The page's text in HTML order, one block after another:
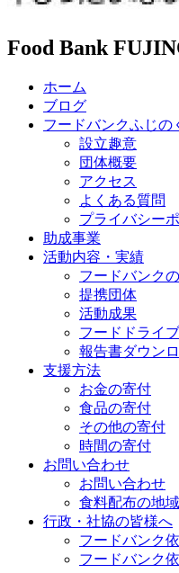
Food Bank
ホーム
ブログ
フードバンクふじの
設立趣意
団体概要
アクセス
よくある質問
プライバシー
助成事業
活動内容・実績
フードバンク
提携団体
活動成果
フードドライブ
報告書ダウン
支援方法
お金の寄付
食品の寄付
その他の寄付
時間の寄付
お問い合わせ
お問い合わせ
食料配布の地
行政・社協の皆様へ
フードバンク
フードバンク